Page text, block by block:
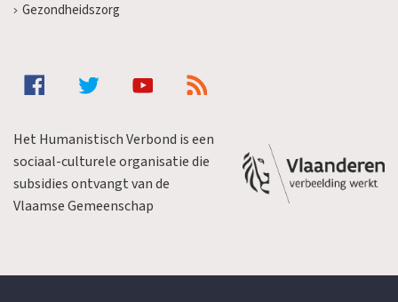
Gezondheidszorg
Het Humanistisch Verbond is een
sociaal-culturele organisatie die
subsidies ontvangt van de
Vlaamse Gemeenschap